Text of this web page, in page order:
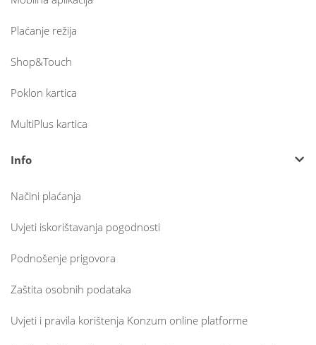
Plaćanje režija
Shop&Touch
Poklon kartica
MultiPlus kartica
Info
Načini plaćanja
Uvjeti iskorištavanja pogodnosti
Podnošenje prigovora
Zaštita osobnih podataka
Uvjeti i pravila korištenja Konzum online platforme